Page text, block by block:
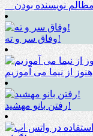
وفاق سر و ته!
هنوز از نیما می آموزیم
رفتن بانو مهشید!